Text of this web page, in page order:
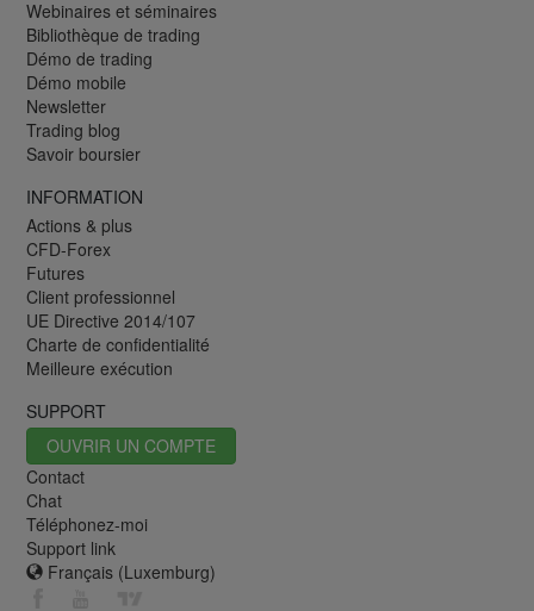
Webinaires et séminaires
Bibliothèque de trading
Démo de trading
Démo mobile
Newsletter
Trading blog
Savoir boursier
INFORMATION
Actions & plus
CFD-Forex
Futures
Client professionnel
UE Directive 2014/107
Charte de confidentialité
Meilleure exécution
SUPPORT
OUVRIR UN COMPTE
Contact
Chat
Téléphonez-moi
Support link
Français (Luxemburg)